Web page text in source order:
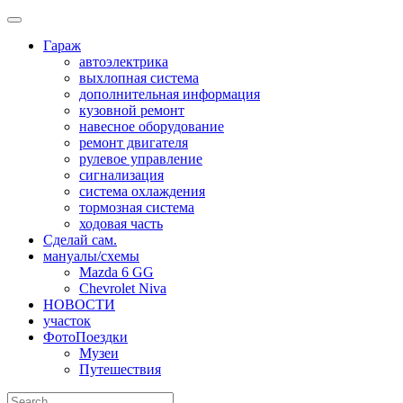
Skip
contentГараж
автоэлектрика
выхлопная система
дополнительная информация
кузовной ремонт
навесное оборудование
ремонт двигателя
рулевое управление
сигнализация
система охлаждения
тормозная система
ходовая часть
Сделай сам.
мануалы/схемы
Mazda 6 GG
Chevrolet Niva
НОВОСТИ
участок
ФотоПоездки
Музеи
Путешествия
Search